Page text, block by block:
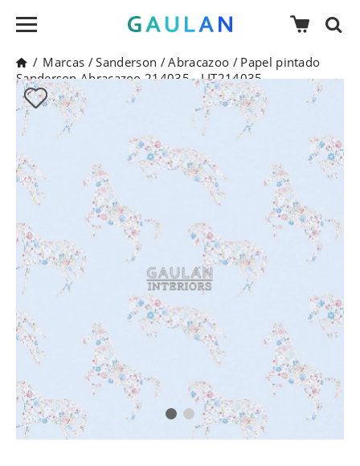
/ Marcas /Sanderson /Abracazoo / Papel pintado
Sanderson Abracazoo 214035 - LIT214035